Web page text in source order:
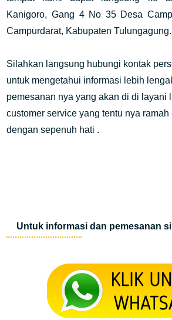
Kanigoro, Gang 4 No 35 Desa
Campurdarat, Kabupaten Tulungagung.
Silahkan langsung hubungi kontak
untuk mengetahui informasi lebih
pemesanan nya yang akan di di layani
customer service yang tentu nya
dengan sepenuh hati .
Untuk informasi dan pemesanan